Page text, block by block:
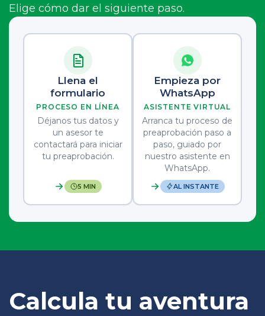
Elige cómo dar el siguiente paso.
Llena el
formulario
PROCESO EN LÍNEA
Déjanos tus datos y
un asesor te
contactará para iniciar
tu preaprobación.
5 MIN
Empieza por
WhatsApp
ASISTENTE VIRTUAL
Arranca tu proceso de
preaprobación paso a
paso, guiado por
nuestro asistente en
WhatsApp.
AL INSTANTE
Calcula tu aventura